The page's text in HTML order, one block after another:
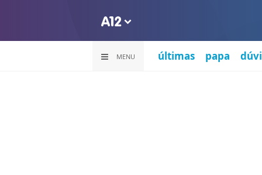
MENU últimas papa